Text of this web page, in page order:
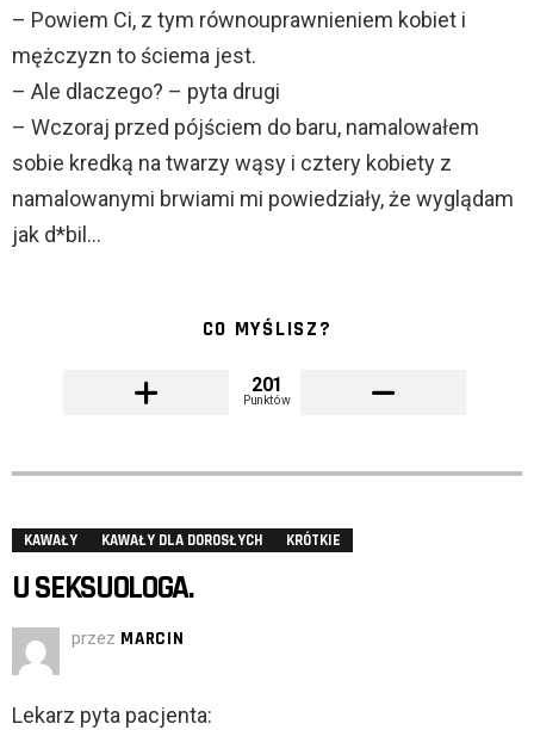
– Powiem Ci, z tym równouprawnieniem kobiet i
mężczyzn to ściema jest.
– Ale dlaczego? – pyta drugi
– Wczoraj przed pójściem do baru, namalowałem
sobie kredką na twarzy wąsy i cztery kobiety z
namalowanymi brwiami mi powiedziały, że wyglądam
jak d*bil…
CO MYŚLISZ?
201
Punktów
KAWAŁY KAWAŁY DLA DOROSŁYCH KRÓTKIE
U SEKSUOLOGA.
przez MARCIN
Lekarz pyta pacjenta: